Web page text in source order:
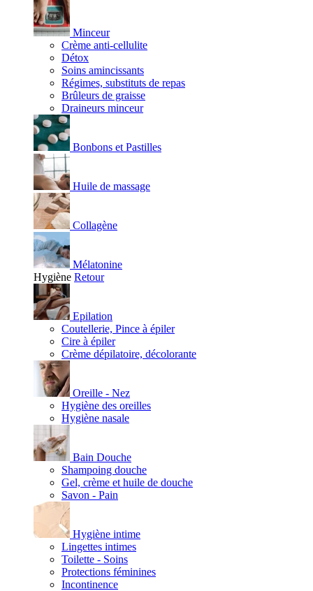
Minceur
Crème anti-cellulite
Détox
Soins amincissants
Régimes, substituts de repas
Brûleurs de graisse
Draineurs minceur
Bonbons et Pastilles
Huile de massage
Collagène
Mélatonine
Hygiène Retour
Epilation
Coutellerie, Pince à épiler
Cire à épiler
Crème dépilatoire, décolorante
Oreille - Nez
Hygiène des oreilles
Hygiène nasale
Bain Douche
Shampoing douche
Gel, crème et huile de douche
Savon - Pain
Hygiène intime
Lingettes intimes
Toilette - Soins
Protections féminines
Incontinence